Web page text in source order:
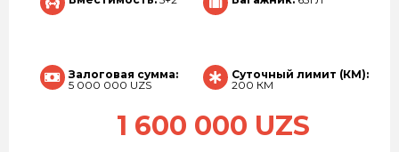
Залоговая сумма:
5 000 000 UZS
Суточный лимит (КМ):
200 КМ
1 600 000 UZS